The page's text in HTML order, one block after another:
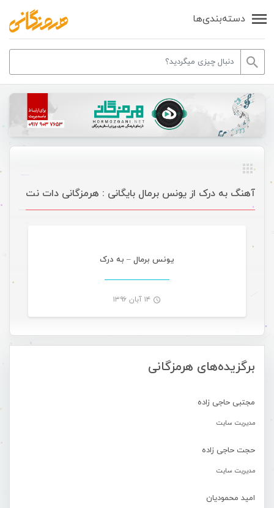
دسته‌بندی‌ها
برگزیده‌های هرمزگانی
مجتبی حاجی زاده
مدیریت سایت
حجت حاجی زاده
مدیریت سایت
امید محمودیان
آهنگ به درک از یونس برمال بایگانی : هرمزگانی دات نت
یونس برمال – به درک
۱۴ آبان ۱۳۹۶